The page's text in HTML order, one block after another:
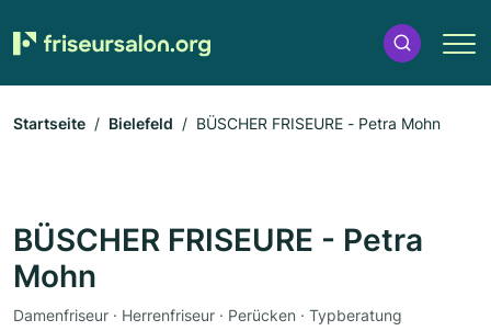
Startseite Bielefeld BÜSCHER FRISEURE - Petra Mohn
BÜSCHER FRISEURE - Petra
Mohn
Damenfriseur · Herrenfriseur · Perücken · Typberatung